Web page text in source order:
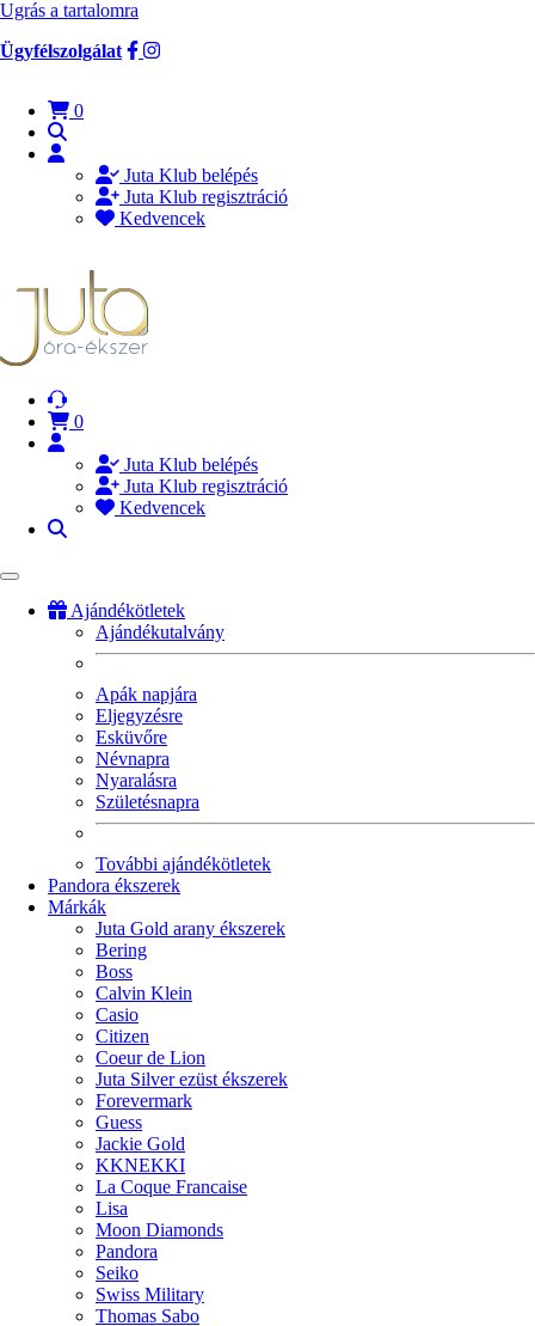
Ugrás a tartalomra
Ügyfélszolgálat
0
Juta Klub belépés
Juta Klub regisztráció
Kedvencek
0
Juta Klub belépés
Juta Klub regisztráció
Kedvencek
Ajándékötletek
Ajándékutalvány
Apák napjára
Eljegyzésre
Esküvőre
Névnapra
Nyaralásra
Születésnapra
További ajándékötletek
Pandora ékszerek
Márkák
Juta Gold arany ékszerek
Bering
Boss
Calvin Klein
Casio
Citizen
Coeur de Lion
Juta Silver ezüst ékszerek
Forevermark
Guess
Jackie Gold
KKNEKKI
La Coque Francaise
Lisa
Moon Diamonds
Pandora
Seiko
Swiss Military
Thomas Sabo